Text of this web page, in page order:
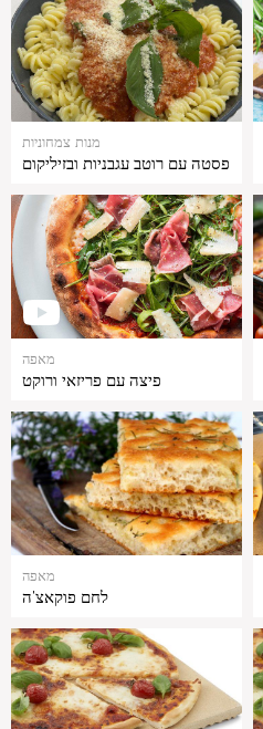
מנות צמחוניות
פסטה עם רוטב עגבניות ובזיליקום
מאפה
פיצה עם פריזאי ורוקט
מאפה
לחם פוקאצ'ה